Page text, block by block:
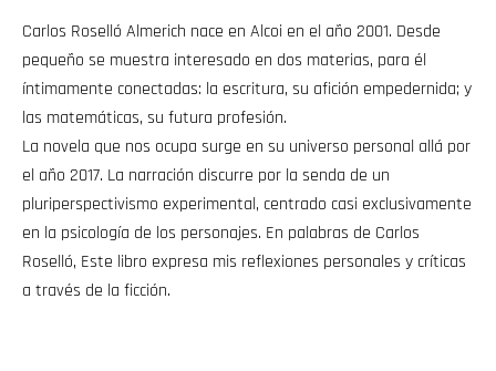
Carlos Roselló Almerich nace en Alcoi en el año 2001. Desde
pequeño se muestra interesado en dos materias, para él
íntimamente conectadas: la escritura, su afición empedernida; y
las matemáticas, su futura profesión.
La novela que nos ocupa surge en su universo personal allá por
el año 2017. La narración discurre por la senda de un
pluriperspectivismo experimental, centrado casi exclusivamente
en la psicología de los personajes. En palabras de Carlos
Roselló, Este libro expresa mis reflexiones personales y críticas
a través de la ficción.